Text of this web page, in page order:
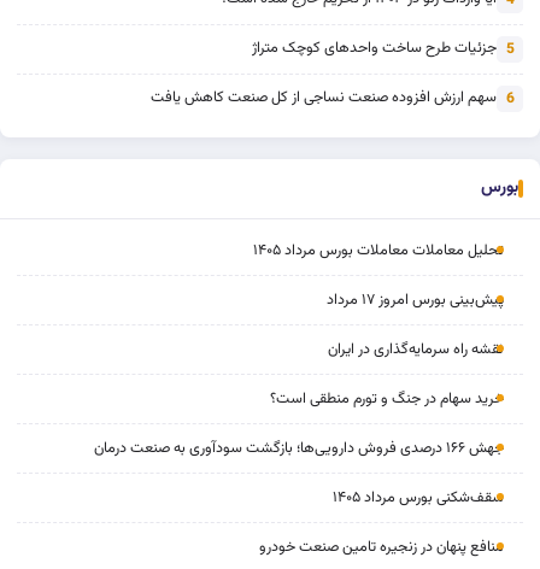
5 جزئیات طرح ساخت واحدهای کوچک متراژ
6 سهم ارزش افزوده صنعت نساجی از کل صنعت کاهش یافت
بورس
تحلیل معاملات معاملات بورس مرداد ۱۴۰۵
پیش‌بینی بورس امروز ۱۷ مرداد
نقشه راه سرمایه‌گذاری در ایران
خرید سهام در جنگ و تورم منطقی است؟
جهش ۱۶۶ درصدی فروش دارویی‌ها؛ بازگشت سودآوری به صنعت درمان
سقف‌شکنی بورس مرداد ۱۴۰۵
منافع پنهان در زنجیره تامین صنعت خودرو